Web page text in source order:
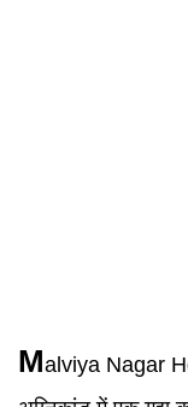
Malviya Nagar